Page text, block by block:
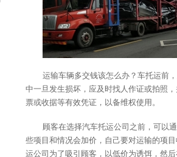
运输车辆多交钱该怎么办？车托运前
中一旦发生损坏，应及时找人作证或拍照
票或收据等有效凭证，以备维权使用。
顾客在选择汽车托运公司之前，可以
些项目和情况会加价，自己要对运输的项
运公司为了吸引顾客，以低价为诱饵，然